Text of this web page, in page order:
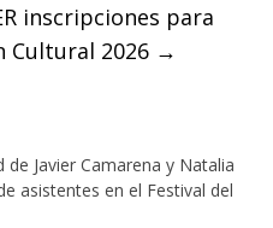
inscripciones para
Cultural 2026 →
Javier Camarena y Natalia
asistentes en el Festival del